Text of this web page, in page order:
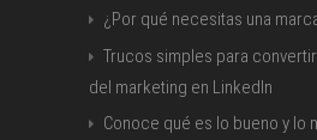
¿Por qué necesitas una
Trucos simples para
del marketing en LinkedIn
Conoce qué es lo bueno y lo